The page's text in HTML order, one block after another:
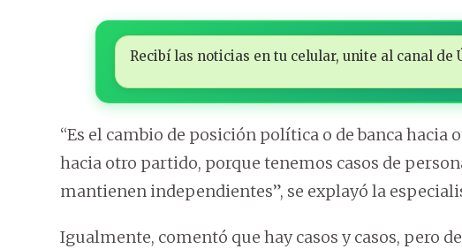
Recibí las noticias en tu celular, unite al canal de
“Es el cambio de posición política o de banca
hacia otro partido, porque tenemos casos de
mantienen independientes”, se explayó la
Igualmente, comentó que hay casos y casos, pero